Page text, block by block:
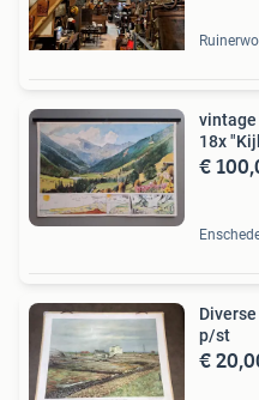
18x
€
p/st
€